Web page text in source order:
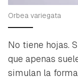
Orbea variegata
No tiene hojas.
que apenas
simulan la